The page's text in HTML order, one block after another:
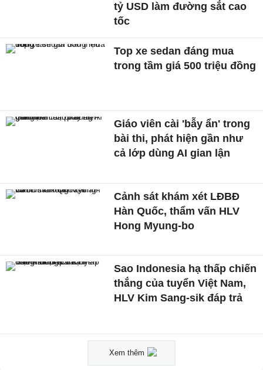
tỷ USD làm đường sắt cao
tốc
Top xe sedan đáng mua
trong tầm giá 500 triệu đồng
Giáo viên cài 'bẫy ẩn' trong
bài thi, phát hiện gần như
cả lớp dùng AI gian lận
Cảnh sát khám xét LĐBĐ
Hàn Quốc, thẩm vấn HLV
Hong Myung-bo
Sao Indonesia hạ thấp chiến
thắng của tuyển Việt Nam,
HLV Kim Sang-sik đáp trả
Xem thêm